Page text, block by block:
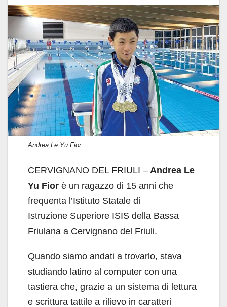
c
e
b
o
o
k
at
s
A
p
p
k
e
dI
n
ail n
di
vi
di
Andrea Le Yu Fior
CERVIGNANO DEL FRIULI – Andrea Le
Yu Fior è un ragazzo di 15 anni che
frequenta l’Istituto Statale di
Istruzione Superiore ISIS della Bassa
Friulana a Cervignano del Friuli.
Quando siamo andati a trovarlo, stava
studiando latino al computer con una
tastiera che, grazie a un sistema di lettura
e scrittura tattile a rilievo in caratteri